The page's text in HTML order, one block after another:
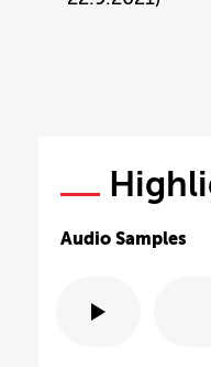
Audio Samples